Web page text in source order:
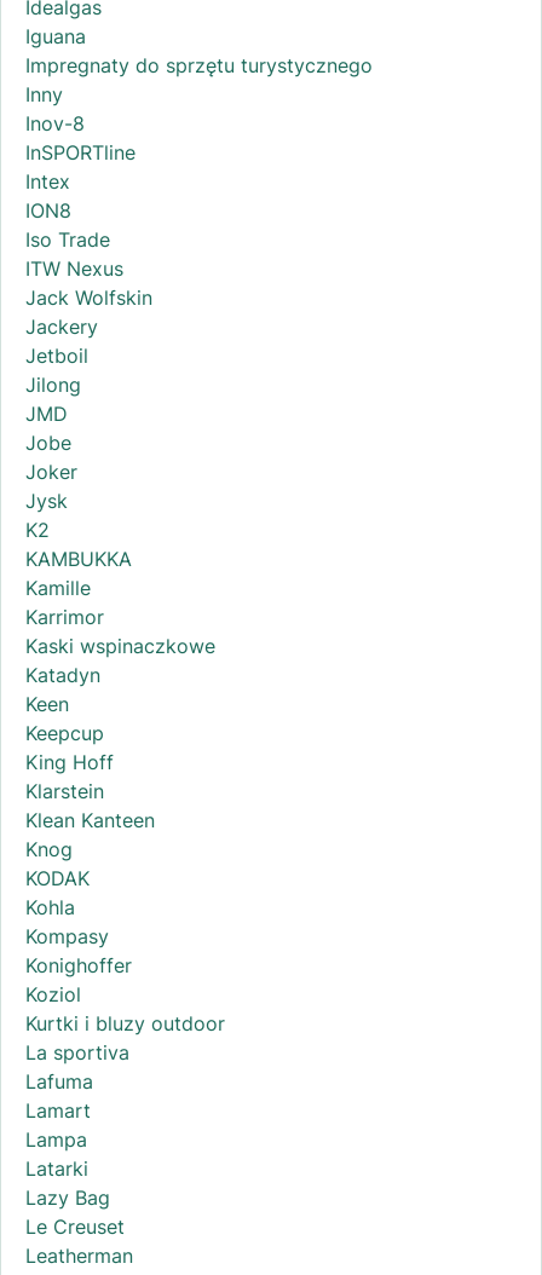
Idealgas
Iguana
Impregnaty do sprzętu turystycznego
Inny
Inov-8
InSPORTline
Intex
ION8
Iso Trade
ITW Nexus
Jack Wolfskin
Jackery
Jetboil
Jilong
JMD
Jobe
Joker
Jysk
K2
KAMBUKKA
Kamille
Karrimor
Kaski wspinaczkowe
Katadyn
Keen
Keepcup
King Hoff
Klarstein
Klean Kanteen
Knog
KODAK
Kohla
Kompasy
Konighoffer
Koziol
Kurtki i bluzy outdoor
La sportiva
Lafuma
Lamart
Lampa
Latarki
Lazy Bag
Le Creuset
Leatherman